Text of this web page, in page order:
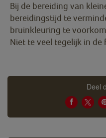
Bij de bereiding van
bereidingstijd te
bruinkleuring te
Niet te veel tegelijk in
Deel